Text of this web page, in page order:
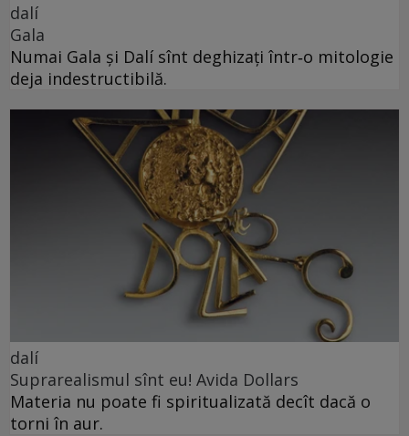
dalí
Gala
Numai Gala și Dalí sînt deghizați într‑o mitologie
deja indestructibilă.
dalí
Suprarealismul sînt eu! Avida Dollars
Materia nu poate fi spiritualizată decît dacă o
torni în aur.